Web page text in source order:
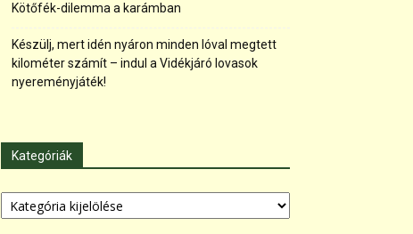
Kötőfék-dilemma a karámban
Készülj, mert idén nyáron minden lóval megtett
kilométer számít – indul a Vidékjáró lovasok
nyereményjáték!
Kategóriák
Kategóriák